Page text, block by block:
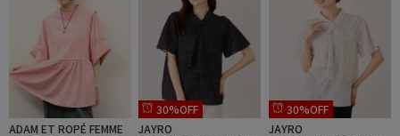
ADAM ET ROPÉ FEMME
30%OFF
JAYRO
30%OFF
JAYRO